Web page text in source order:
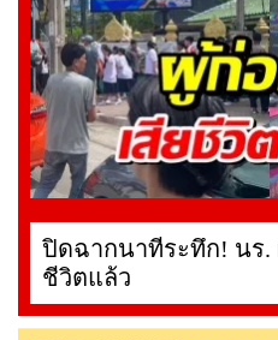
ปิดฉากนาทีระทึก! นร.
ชีวิตแล้ว